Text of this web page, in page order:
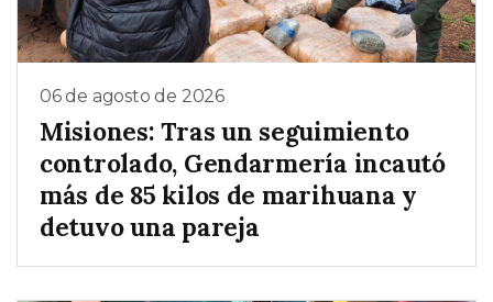
06 de agosto de 2026
Misiones: Tras un seguimiento
controlado, Gendarmería incautó
más de 85 kilos de marihuana y
detuvo una pareja